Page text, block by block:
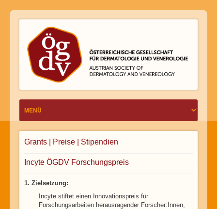
Grants | Preise | Stipendien
Incyte ÖGDV Forschungspreis
1. Zielsetzung:
Incyte stiftet einen Innovationspreis für
Forschungsarbeiten herausragender Forscher:Innen,